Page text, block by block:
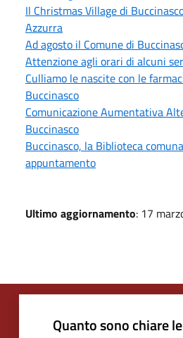
Il Christmas Village di
Azzurra
Ad agosto il Comune di
Attenzione agli orari di alcuni
Culliamo le nascite con le
Buccinasco
Comunicazione Aumentativa
Buccinasco
Buccinasco, la Biblioteca
appuntamento
Ultimo aggiornamento: 17
Quanto sono chiare